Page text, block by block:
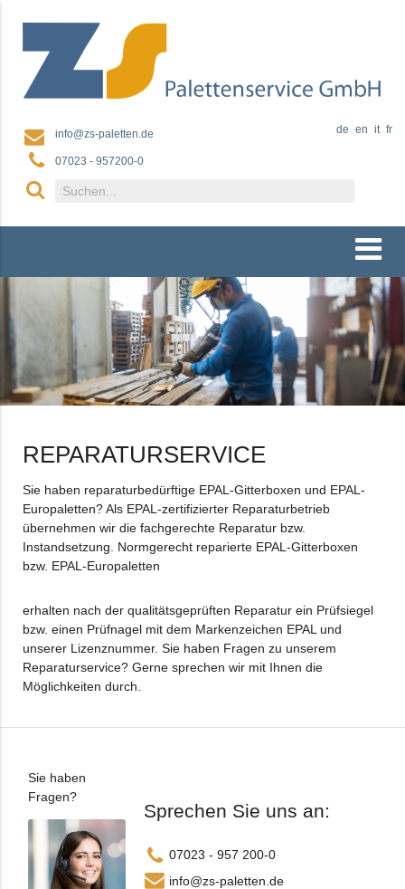
de en it fr
info@zs-paletten.de
07023 - 957200-0
REPARATURSERVICE
Sie haben reparaturbedürftige EPAL-Gitterboxen und EPAL-
Europaletten? Als EPAL-zertifizierter Reparaturbetrieb
übernehmen wir die fachgerechte Reparatur bzw.
Instandsetzung. Normgerecht reparierte EPAL-Gitterboxen
bzw. EPAL-Europaletten
erhalten nach der qualitätsgeprüften Reparatur ein Prüfsiegel
bzw. einen Prüfnagel mit dem Markenzeichen EPAL und
unserer Lizenznummer. Sie haben Fragen zu unserem
Reparaturservice? Gerne sprechen wir mit Ihnen die
Möglichkeiten durch.
Sie haben
Fragen?
Sprechen Sie uns an:
07023 - 957 200-0
info@zs-paletten.de